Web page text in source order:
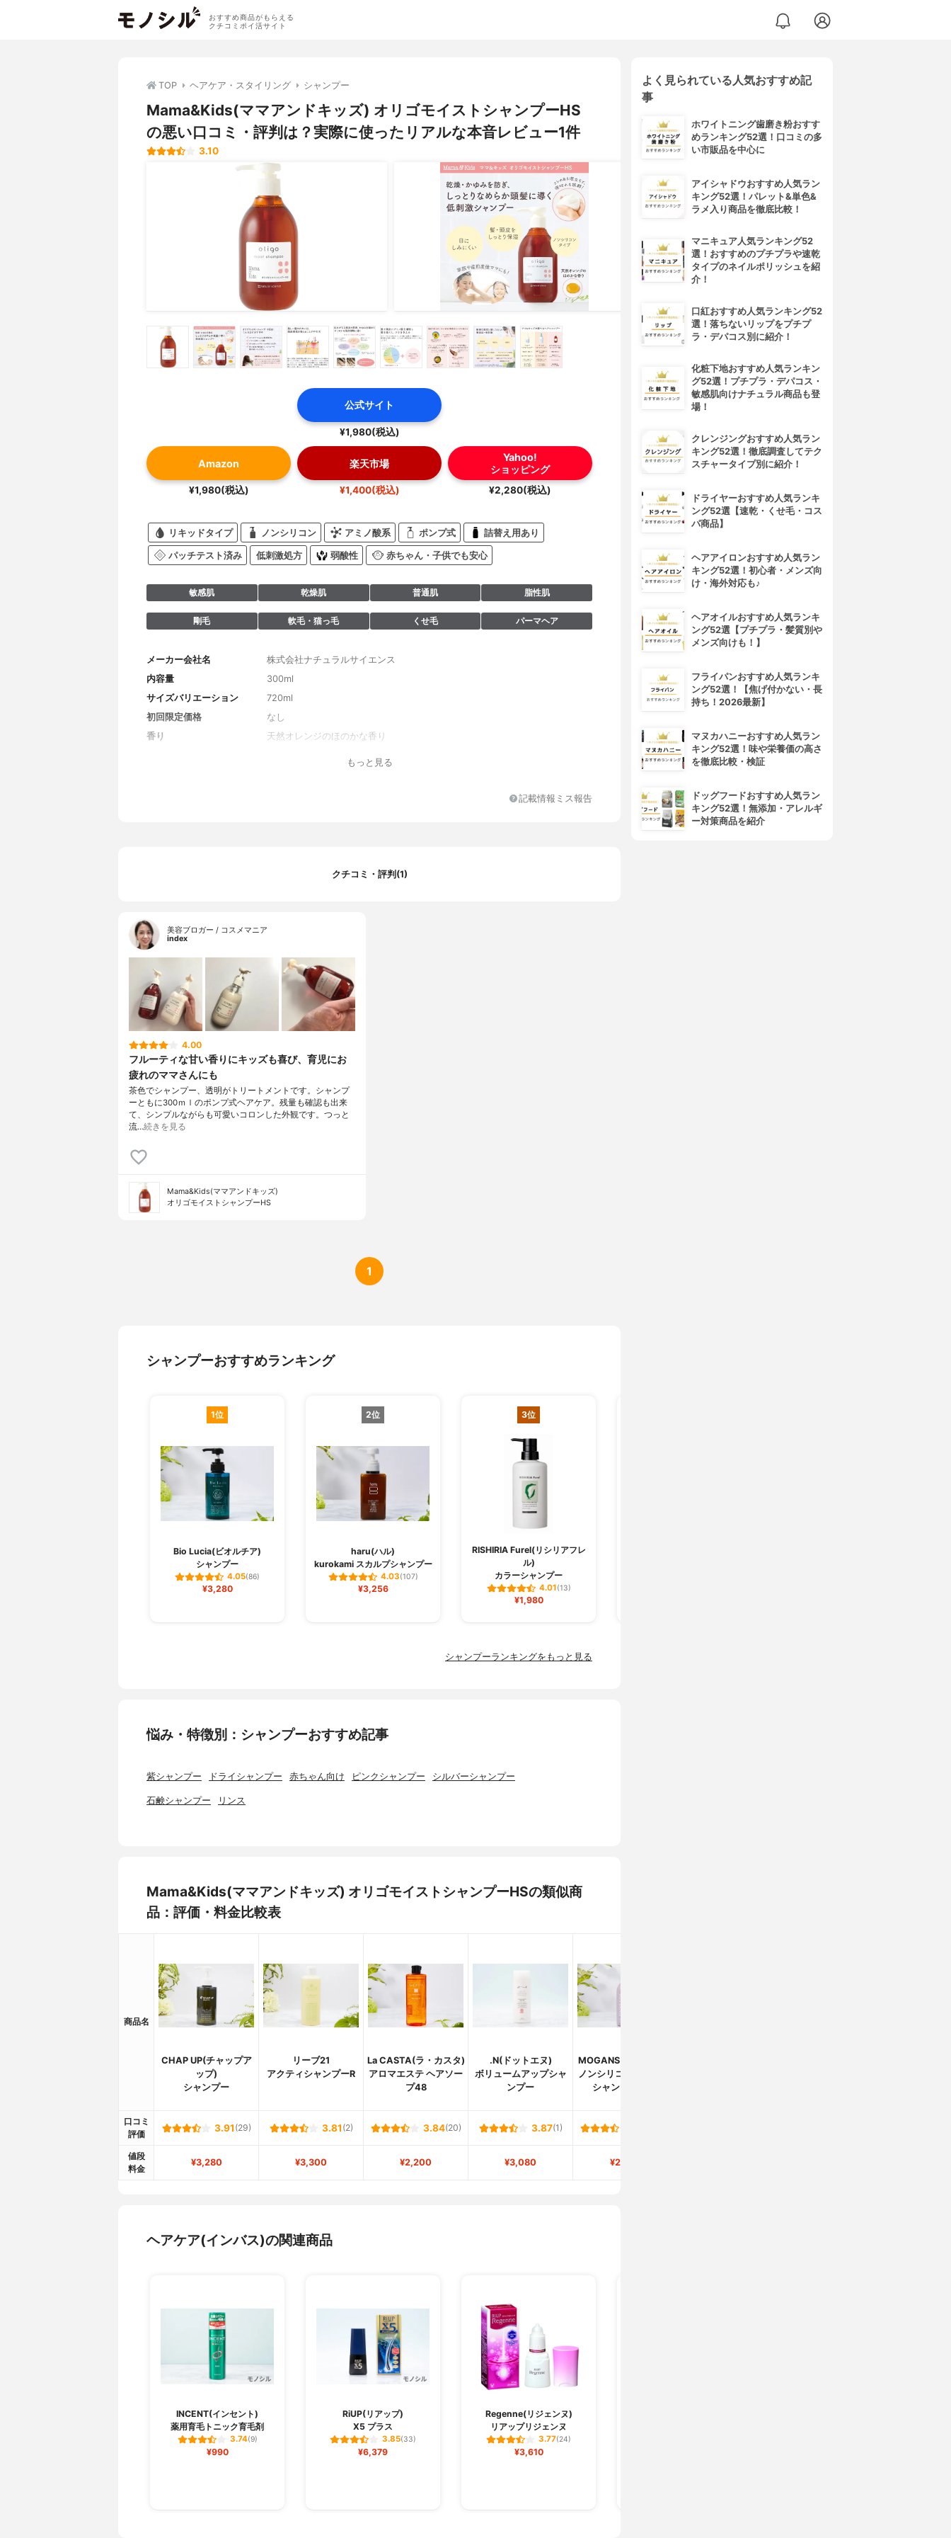
おすすめ商品がもらえる
クチコミポイ活サイト
TOP ヘアケア・スタイリング シャンプー
Mama&Kids(ママアンドキッズ) オリゴモイストシャンプーHS
の悪い口コミ・評判は？実際に使ったリアルな本音レビュー1件
3.10
公式サイト
¥1,980(税込)
Amazon
¥1,980(税込)
楽天市場
¥1,400(税込)
Yahoo!
ショッピング
¥2,280(税込)
リキッドタイプ ノンシリコン アミノ酸系 ポンプ式 詰替え用あり
パッチテスト済み 低刺激処方 弱酸性 赤ちゃん・子供でも安心
敏感肌 乾燥肌 普通肌 脂性肌
剛毛 軟毛・猫っ毛 くせ毛 パーマヘア
メーカー会社名
株式会社ナチュラルサイエンス
内容量
300ml
サイズバリエーション
720ml
初回限定価格
なし
香り
天然オレンジのほのかな香り
水、グリセリン、ココイルメチルタウリンNa、コカミドプロピルベタイン、コ
コイルグルタミン酸TEA、コカミドメチルMEA、塩化Na、ラウロイル加水分解
ロピルアルギニンHCl、イノシトール、BG、ペンチレングリコール、黒砂糖エ
ラウロイルグルタミン酸ジ（フィトステリル/オクチルドデシル）、ポリクオタ
ノール
もっと見る
記載情報ミス報告
クチコミ・評判(1)
美容ブロガー / コスメマニア
index
4.00
フルーティな甘い香りにキッズも喜び、育児にお
疲れのママさんにも
茶色でシャンプー、透明がトリートメントです。シャンプ
ーともに300ｍｌのポンプ式ヘアケア。残量も確認も出来
て、シンプルながらも可愛いコロンした外観です。つっと
流…続きを見る
Mama&Kids(ママアンドキッズ)
オリゴモイストシャンプーHS
1
シャンプーおすすめランキング
1位
Bio Lucia(ビオルチア)
シャンプー
4.05(86)
¥3,280
2位
haru(ハル)
kurokami スカルプシャンプー
4.03(107)
¥3,256
3位
RISHIRIA Furel(リシリアフレ
ル)
カラーシャンプー
4.01(13)
¥1,980
シャンプーランキングをもっと見る
悩み・特徴別：シャンプーおすすめ記事
紫シャンプー ドライシャンプー 赤ちゃん向け ピンクシャンプー シルバーシャンプー
石鹸シャンプー リンス
Mama&Kids(ママアンドキッズ) オリゴモイストシャンプーHSの類似商
品：評価・料金比較表
商品名
CHAP UP(チャップア
ップ)
シャンプー
リーブ21
アクティシャンプーR
La CASTA(ラ・カスタ)
アロマエステ ヘアソー
プ48
.N(ドットエヌ)
ボリュームアップシャ
ンプー
MOGANS(モーガンズ)
ノンシリコン アミノ酸
シャンプー 衣薫
口コミ
評価
3.91 (29) 3.81 (2) 3.84(20) 3.87(1)
値段
料金
¥3,280 ¥3,300 ¥2,200 ¥3,080 ¥2,860
ヘアケア(インバス)の関連商品
INCENT(インセント)
薬用育毛トニック育毛剤
3.74(9)
¥990
RiUP(リアップ)
X5 プラス
3.85(33)
¥6,379
Regenne(リジェンヌ)
リアップリジェンヌ
3.77(24)
¥3,610
よく見られている人気おすすめ記
事
ホワイトニング歯磨き粉おすす
めランキング52選！口コミの多
い市販品を中心に
アイシャドウおすすめ人気ラン
キング52選！パレット&単色&
ラメ入り商品を徹底比較！
マニキュア人気ランキング52
選！おすすめのプチプラや速乾
タイプのネイルポリッシュを紹
介！
口紅おすすめ人気ランキング52
選！落ちないリップをプチプ
ラ・デパコス別に紹介！
化粧下地おすすめ人気ランキン
グ52選！プチプラ・デパコス・
敏感肌向けナチュラル商品も登
場！
クレンジングおすすめ人気ラン
キング52選！徹底調査してテク
スチャータイプ別に紹介！
ドライヤーおすすめ人気ランキ
ング52選【速乾・くせ毛・コス
パ商品】
ヘアアイロンおすすめ人気ラン
キング52選！初心者・メンズ向
け・海外対応も♪
ヘアオイルおすすめ人気ランキ
ング52選【プチプラ・髪質別や
メンズ向けも！】
フライパンおすすめ人気ランキ
ング52選！【焦げ付かない・長
持ち！2026最新】
マヌカハニーおすすめ人気ラン
キング52選！味や栄養価の高さ
を徹底比較・検証
ドッグフードおすすめ人気ラン
キング52選！無添加・アレルギ
ー対策商品を紹介